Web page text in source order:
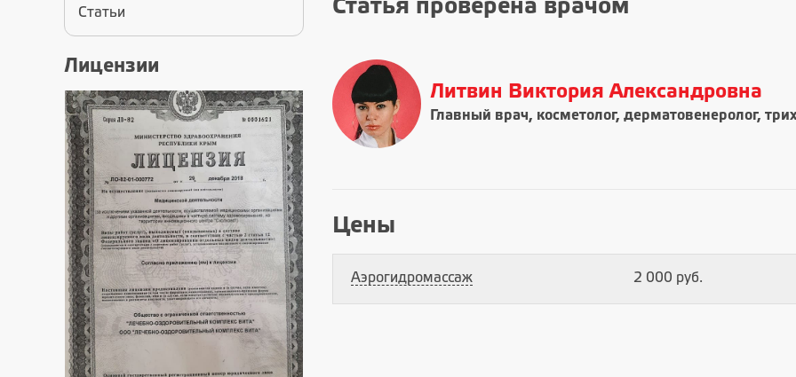
Статьи
Лицензии
Статья проверена врачом
Литвин Виктория Александровна
Главный врач, косметолог, дерматовенеролог,
Цены
Аэрогидромассаж 2 000 руб.